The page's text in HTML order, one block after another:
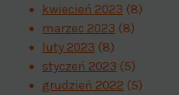
kwiecień 2023 (8)
marzec 2023 (8)
luty 2023 (8)
styczeń 2023 (5)
grudzień 2022 (5)